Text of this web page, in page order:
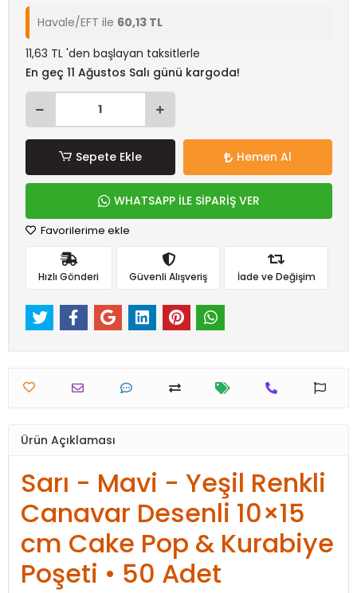
Havale/EFT ile 60,13 TL
11,63 TL 'den başlayan taksitlerle
En geç 11 Ağustos Salı günü kargoda!
Sepete Ekle Hemen Al
WHATSAPP İLE SİPARİŞ VER
Favorilerime ekle
Hızlı Gönderi Güvenli Alışveriş İade ve Değişim
Ürün Açıklaması
Sarı - Mavi - Yeşil Renkli
Canavar Desenli 10×15
cm Cake Pop & Kurabiye
Poşeti • 50 Adet